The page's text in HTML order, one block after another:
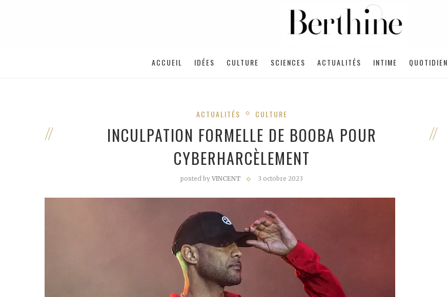
ACCUEIL IDÉES CULTURE SCIENCES ACTUALITÉS INTIME QUOTIDIEN
ACTUALITÉS CULTURE
INCULPATION FORMELLE DE BOOBA POUR
CYBERHARCÈLEMENT
posted byVINCENT 3 octobre 2023